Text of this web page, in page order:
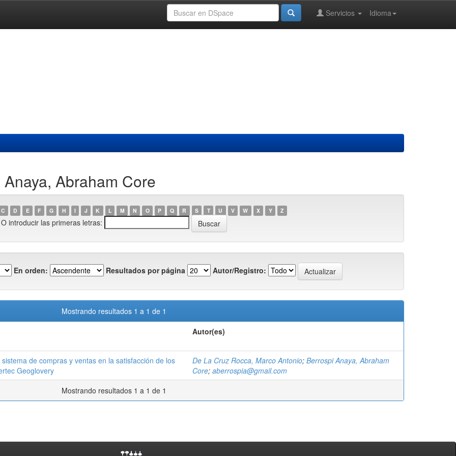
Idioma
Servicios
Abraham Core
C D E F G H I J K L M N O P Q R S T U V W X Y Z
O introducir las primeras letras:
En orden: Resultados por página Autor/Registro:
Mostrando resultados 1 a 1 de 1
Autor(es)
de compras y ventas en la satisfacción de los
Geoglovery
De La Cruz Rocca, Marco Antonio; Berrospi Anaya, Abraham
Core; aberrospia@gmail.com
Mostrando resultados 1 a 1 de 1